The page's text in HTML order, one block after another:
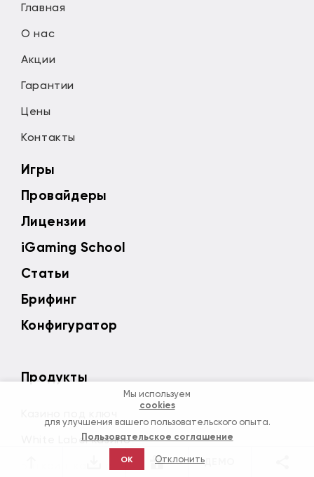
Главная
О нас
Акции
Гарантии
Цены
Контакты
Игры
Провайдеры
Лицензии
iGaming School
Статьи
Брифинг
Конфигуратор
Продукты
White Label казино
Мы используем
cookies
для улучшения вашего пользовательского опыта.
Пользовательское соглашение
OK ОтклонитьДЕМО